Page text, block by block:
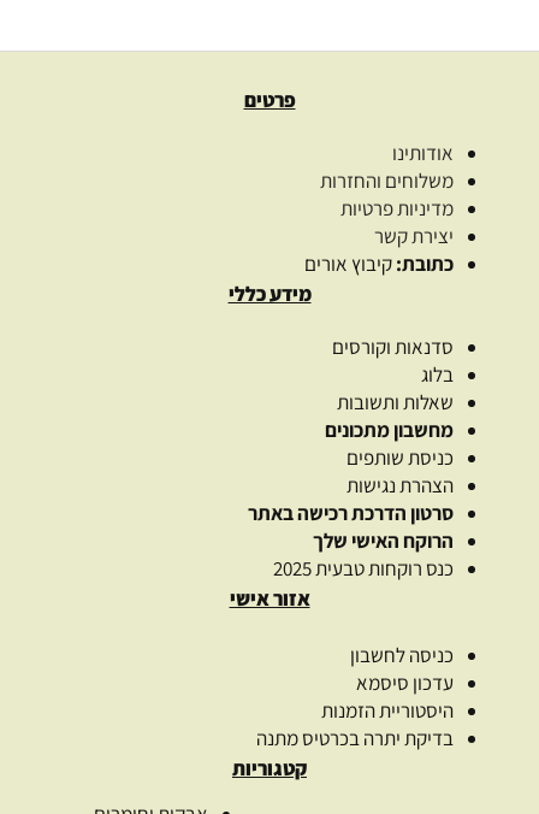
פרטים
אודותינו
משלוחים והחזרות
מדיניות פרטיות
יצירת קשר
כתובת:קיבוץ אורים
מידע כללי
סדנאות וקורסים
בלוג
שאלות ותשובות
מחשבון מתכונים
כניסת שותפים
הצהרת נגישות
סרטון הדרכת רכישה באתר
הרוקח האישי שלך
כנס רוקחות טבעית 2025
אזור אישי
כניסה לחשבון
עדכון סיסמא
היסטוריית הזמנות
בדיקת יתרה בכרטיס מתנה
קטגוריות